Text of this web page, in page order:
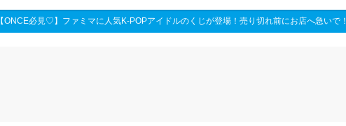
【ONCE必見♡】ファミマに人気K-POPアイドルのくじが登場！売り切れ前にお店へ急いで！